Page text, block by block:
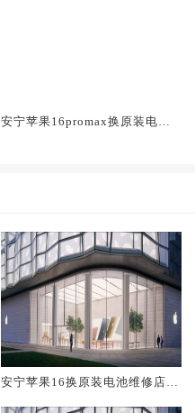
安宁苹果16promax换原装电池
安宁苹果16换原装电池维修店大